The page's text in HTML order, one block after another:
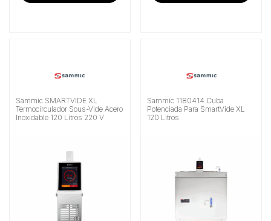
Sammic SMARTVIDE XL
Termocirculador Sous-Vide Acero
Inoxidable 120 Litros 220 V
Sammic 1180414 Cuba
Potenciada Para SmartVide XL
120 Litros